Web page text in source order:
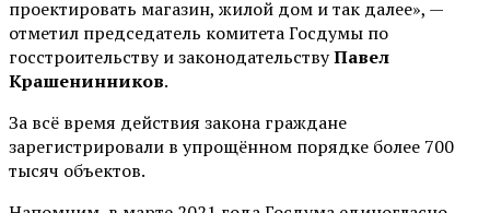
проектировать магазин, жилой дом и так далее», —
отметил председатель комитета Госдумы по
госстроительству и законодательствуПавел
Крашенинников.
За всё время действия закона граждане
зарегистрировали в упрощённом порядке более 700
тысяч объектов.